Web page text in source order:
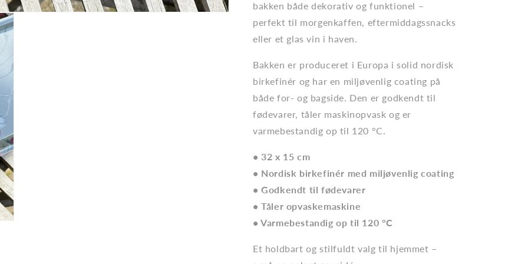
bakken både dekorativ og funktionel –
perfekt til morgenkaffen, eftermiddagssnacks
eller et glas vin i haven.
Bakken er produceret i Europa i solid nordisk
birkefinér og har en miljøvenlig coating på
både for- og bagside. Den er godkendt til
fødevarer, tåler maskinopvask og er
varmebestandig op til 120 °C.
• 32 x 15 cm
• Nordisk birkefinér med miljøvenlig coating
• Godkendt til fødevarer
• Tåler opvaskemaskine
• Varmebestandig op til 120 °C
Et holdbart og stilfuldt valg til hjemmet –